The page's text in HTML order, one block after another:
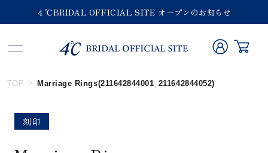
４℃BRIDAL OFFICIAL SITE オープンのお知らせ
TOP Marriage Rings(211642844001_211642844052)
刻印